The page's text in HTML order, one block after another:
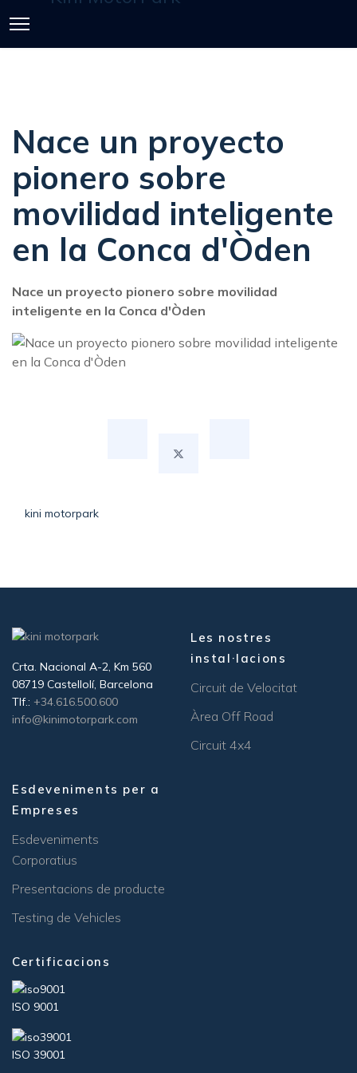
Nace un proyecto
pionero sobre
movilidad inteligente
en la Conca d'Òden
Nace un proyecto pionero sobre movilidad
inteligente en la Conca d'Òden
kini motorpark
Crta. Nacional A-2, Km 560
08719 Castellolí, Barcelona
Tlf.: +34.616.500.600
info@kinimotorpark.com
Les nostres
instal·lacions
Circuit de Velocitat
Àrea Off Road
Circuit 4x4
Esdeveniments per a
Empreses
Esdeveniments
Corporatius
Presentacions de producte
Testing de Vehicles
Certificacions
ISO 9001
ISO 39001